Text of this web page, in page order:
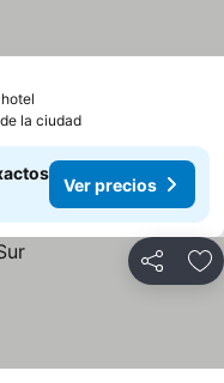
la ciudad
Ver precios
Compartir